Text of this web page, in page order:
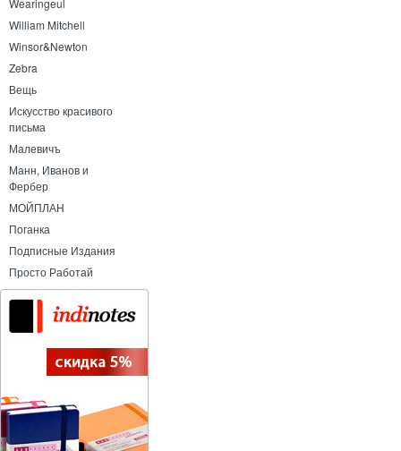
Wearingeul
William Mitchell
Winsor&Newton
Zebra
Вещь
Искусство красивого
письма
Малевичъ
Манн, Иванов и
Фербер
МОЙПЛАН
Поганка
Подписные Издания
Просто Работай